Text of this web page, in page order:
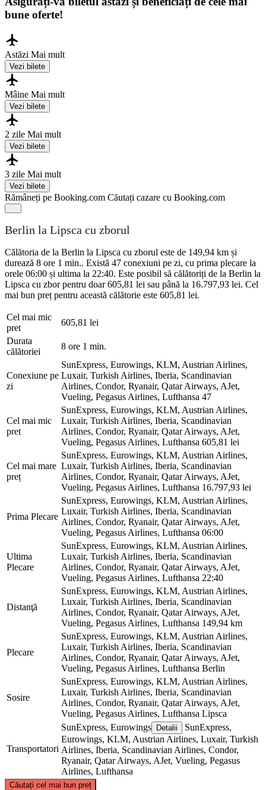
bune oferte!
Astăzi Mai mult
Vezi bilete
Mâine Mai mult
Vezi bilete
2 zile Mai mult
Vezi bilete
3 zile Mai mult
Vezi bilete
Rămâneți pe Booking.com Căutați cazare cu Booking.com
Berlin la Lipsca cu zborul
Călătoria de la Berlin la Lipsca cu zborul este de 149,94 km și
durează 8 ore 1 min.. Există 47 conexiuni pe zi, cu prima plecare la
orele 06:00 și ultima la 22:40. Este posibil să călătoriți de la Berlin la
Lipsca cu zbor pentru doar 605,81 lei sau până la 16.797,93 lei. Cel
mai bun preț pentru această călătorie este 605,81 lei.
Cel mai mic
pret
605,81 lei
Durata
călătoriei
8 ore 1 min.
Conexiune pe
zi
SunExpress, Eurowings, KLM, Austrian Airlines,
Luxair, Turkish Airlines, Iberia, Scandinavian
Airlines, Condor, Ryanair, Qatar Airways, AJet,
Vueling, Pegasus Airlines, Lufthansa 47
Cel mai mic
pret
SunExpress, Eurowings, KLM, Austrian Airlines,
Luxair, Turkish Airlines, Iberia, Scandinavian
Airlines, Condor, Ryanair, Qatar Airways, AJet,
Vueling, Pegasus Airlines, Lufthansa 605,81 lei
Cel mai mare
preț
SunExpress, Eurowings, KLM, Austrian Airlines,
Luxair, Turkish Airlines, Iberia, Scandinavian
Airlines, Condor, Ryanair, Qatar Airways, AJet,
Vueling, Pegasus Airlines, Lufthansa 16.797,93 lei
Prima Plecare
SunExpress, Eurowings, KLM, Austrian Airlines,
Luxair, Turkish Airlines, Iberia, Scandinavian
Airlines, Condor, Ryanair, Qatar Airways, AJet,
Vueling, Pegasus Airlines, Lufthansa 06:00
Ultima
Plecare
SunExpress, Eurowings, KLM, Austrian Airlines,
Luxair, Turkish Airlines, Iberia, Scandinavian
Airlines, Condor, Ryanair, Qatar Airways, AJet,
Vueling, Pegasus Airlines, Lufthansa 22:40
Distanţă
SunExpress, Eurowings, KLM, Austrian Airlines,
Luxair, Turkish Airlines, Iberia, Scandinavian
Airlines, Condor, Ryanair, Qatar Airways, AJet,
Vueling, Pegasus Airlines, Lufthansa 149,94 km
Plecare
SunExpress, Eurowings, KLM, Austrian Airlines,
Luxair, Turkish Airlines, Iberia, Scandinavian
Airlines, Condor, Ryanair, Qatar Airways, AJet,
Vueling, Pegasus Airlines, Lufthansa Berlin
Sosire
SunExpress, Eurowings, KLM, Austrian Airlines,
Luxair, Turkish Airlines, Iberia, Scandinavian
Airlines, Condor, Ryanair, Qatar Airways, AJet,
Vueling, Pegasus Airlines, Lufthansa Lipsca
Transportatori
SunExpress, Eurowings Detalii
SunExpress,
Eurowings, KLM, Austrian Airlines, Luxair, Turkish
Airlines, Iberia, Scandinavian Airlines, Condor,
Ryanair, Qatar Airways, AJet, Vueling, Pegasus
Airlines, Lufthansa
Căutați cel mai bun preț